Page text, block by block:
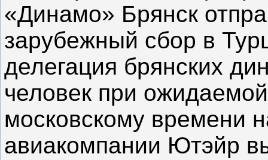
«Динамо» Брянск
зарубежный сбор в
делегация брянских
человек при
московскому времени
авиакомпании Ютэйр